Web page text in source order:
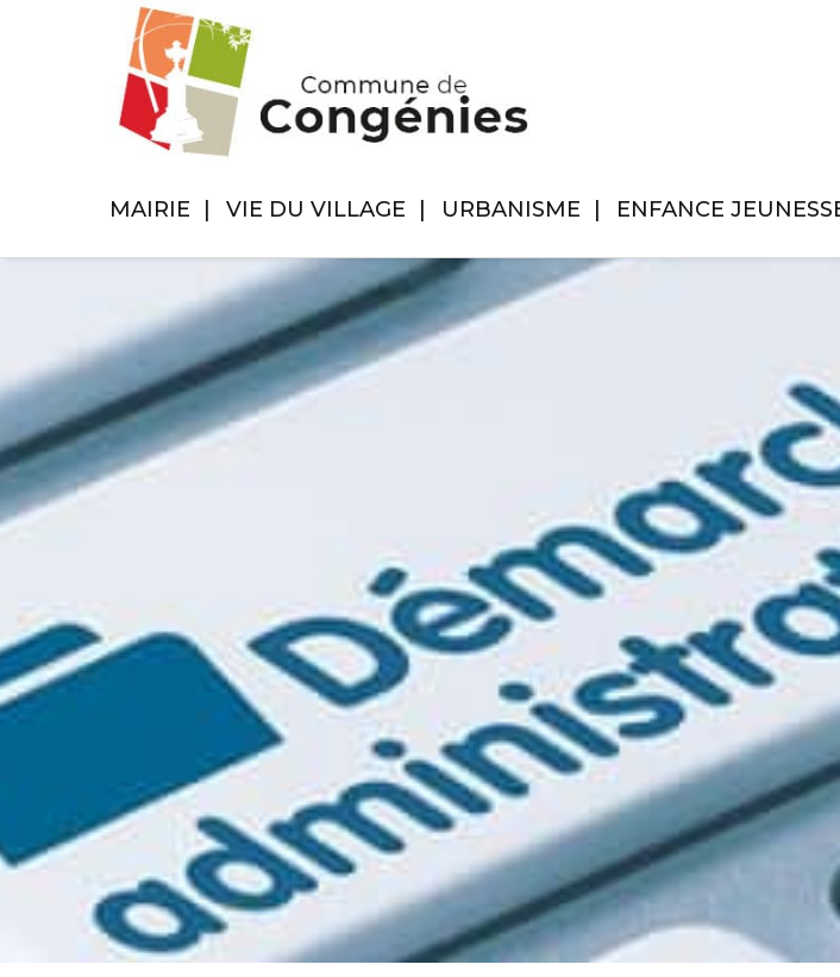
MAIRIE VIE DU VILLAGE URBANISME ENFANCE